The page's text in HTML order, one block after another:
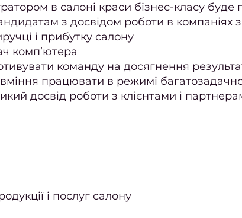
в салоні краси бізнес-класу буде
з досвідом роботи в компаніях
і прибутку салону
комп’ютера
команду на досягнення
вміння працювати в режимі
досвід роботи з клієнтами і
і послуг салону